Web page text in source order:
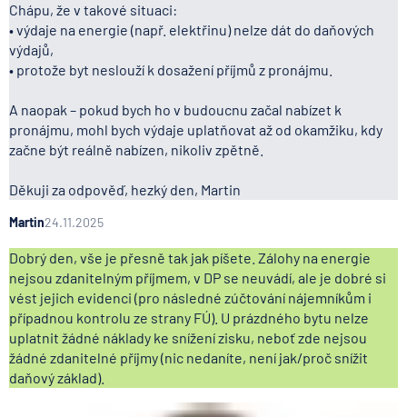
Chápu, že v takové situaci:
• výdaje na energie (např. elektřinu) nelze dát do daňových
výdajů,
• protože byt neslouží k dosažení příjmů z pronájmu.
A naopak – pokud bych ho v budoucnu začal nabízet k
pronájmu, mohl bych výdaje uplatňovat až od okamžiku, kdy
začne být reálně nabízen, nikoliv zpětně.
Děkuji za odpověď, hezký den, Martin
Martin24.11.2025
Dobrý den, vše je přesně tak jak píšete. Zálohy na energie
nejsou zdanitelným příjmem, v DP se neuvádí, ale je dobré si
vést jejich evidenci (pro následné zúčtování nájemníkům i
případnou kontrolu ze strany FÚ). U prázdného bytu nelze
uplatnit žádné náklady ke snížení zisku, neboť zde nejsou
žádné zdanitelné příjmy (nic nedaníte, není jak/proč snížit
daňový základ).